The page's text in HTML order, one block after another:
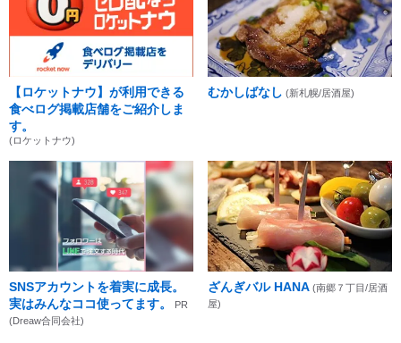
【ロケットナウ】が利用できる
食べログ掲載店舗をご紹介しま
す。
(ロケットナウ)
むかしばなし (新札幌/居酒屋)
SNSアカウントを着実に成長。
実はみんなココ使ってます。
PR
(Dreaw合同会社)
ざんぎバル HANA (南郷７丁目/居酒
屋)